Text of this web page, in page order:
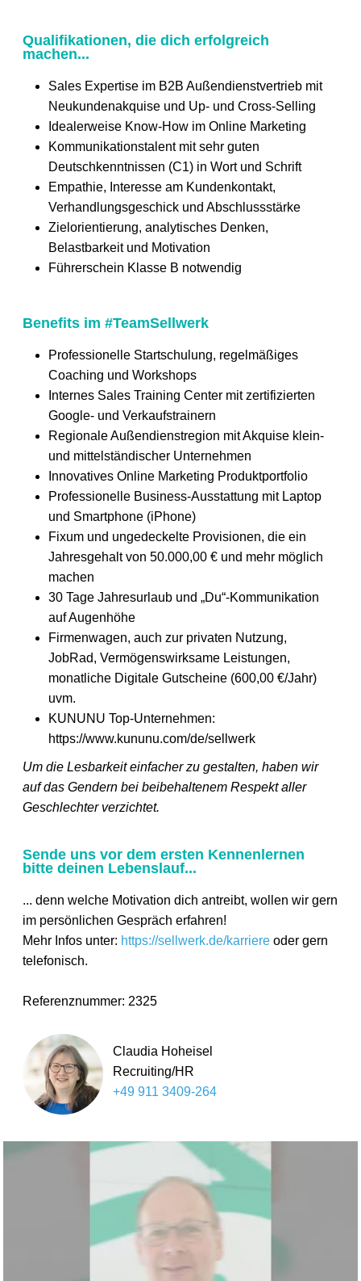
Qualifikationen, die dich erfolgreich
machen...
Sales Expertise im B2B Außendienstvertrieb mit
Neukundenakquise und Up- und Cross-Selling
Idealerweise Know-How im Online Marketing
Kommunikationstalent mit sehr guten
Deutschkenntnissen (C1) in Wort und Schrift
Empathie, Interesse am Kundenkontakt,
Verhandlungsgeschick und Abschlussstärke
Zielorientierung, analytisches Denken,
Belastbarkeit und Motivation
Führerschein Klasse B notwendig
Benefits im #TeamSellwerk
Professionelle Startschulung, regelmäßiges
Coaching und Workshops
Internes Sales Training Center mit zertifizierten
Google- und Verkaufstrainern
Regionale Außendienstregion mit Akquise klein-
und mittelständischer Unternehmen
Innovatives Online Marketing Produktportfolio
Professionelle Business-Ausstattung mit Laptop
und Smartphone (iPhone)
Fixum und ungedeckelte Provisionen, die ein
Jahresgehalt von 50.000,00 € und mehr möglich
machen
30 Tage Jahresurlaub und „Du“-Kommunikation
auf Augenhöhe
Firmenwagen, auch zur privaten Nutzung,
JobRad, Vermögenswirksame Leistungen,
monatliche Digitale Gutscheine (600,00 €/Jahr)
uvm.
KUNUNU Top-Unternehmen:
https://www.kununu.com/de/sellwerk
Um die Lesbarkeit einfacher zu gestalten, haben wir
auf das Gendern bei beibehaltenem Respekt aller
Geschlechter verzichtet.
Sende uns vor dem ersten Kennenlernen
bitte deinen Lebenslauf...
... denn welche Motivation dich antreibt, wollen wir gern
im persönlichen Gespräch erfahren!
Mehr Infos unter: https://sellwerk.de/karriere oder gern
telefonisch.
Referenznummer: 2325
Claudia Hoheisel
Recruiting/HR
+49 911 3409-264